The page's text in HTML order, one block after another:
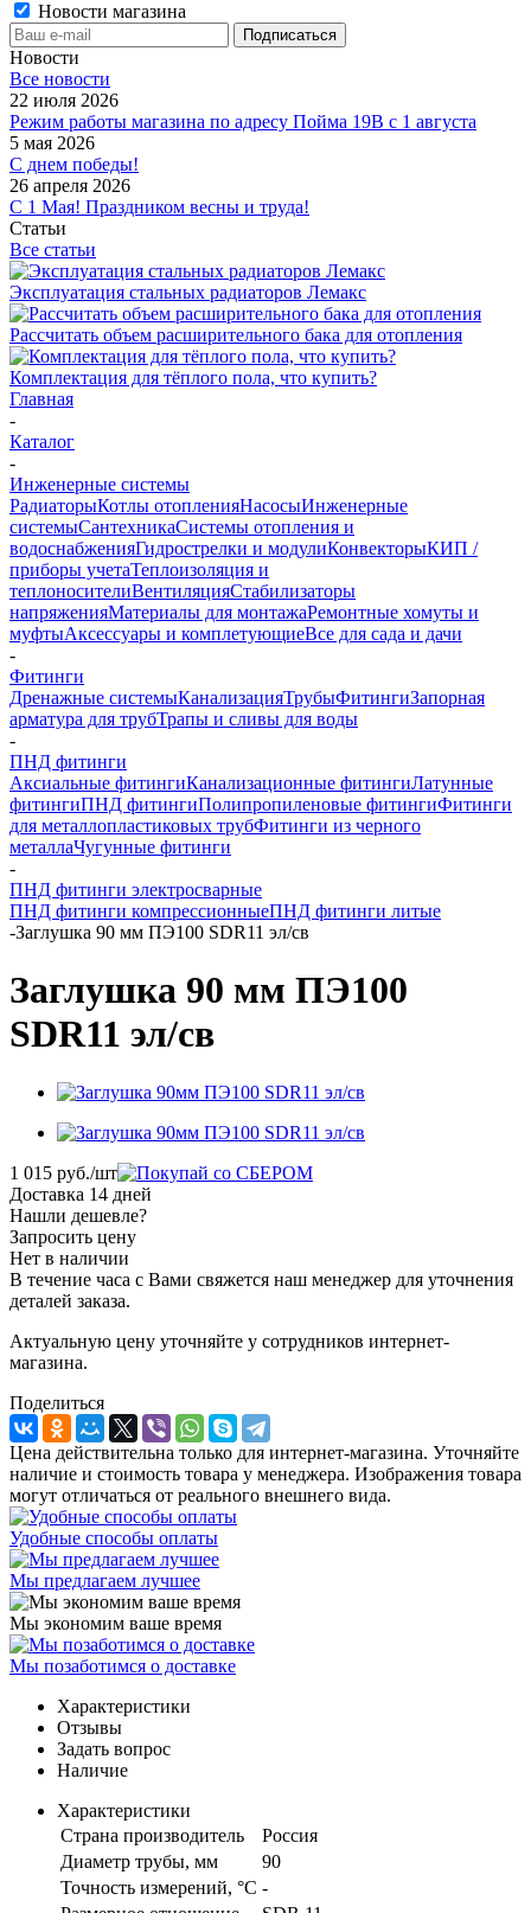
Новости магазина
Новости
Все новости
22 июля 2026
Режим работы магазина по адресу Пойма 19В с 1 августа
5 мая 2026
С днем победы!
26 апреля 2026
С 1 Мая! Праздником весны и труда!
Статьи
Все статьи
Эксплуатация стальных радиаторов Лемакс
Рассчитать объем расширительного бака для отопления
Комплектация для тёплого пола, что купить?
Главная
-
Каталог
-
Инженерные системы
РадиаторыКотлы отопленияНасосыИнженерные
системыСантехникаСистемы отопления и
водоснабженияГидрострелки и модулиКонвекторыКИП /
приборы учетаТеплоизоляция и
теплоносителиВентиляцияСтабилизаторы
напряженияМатериалы для монтажаРемонтные хомуты и
муфтыАксессуары и комплетующиеВсе для сада и дачи
-
Фитинги
Дренажные системыКанализацияТрубыФитингиЗапорная
арматура для трубТрапы и сливы для воды
-
ПНД фитинги
Аксиальные фитингиКанализационные фитингиЛатунные
фитингиПНД фитингиПолипропиленовые фитингиФитинги
для металлопластиковых трубФитинги из черного
металлаЧугунные фитинги
-
ПНД фитинги электросварные
ПНД фитинги компрессионныеПНД фитинги литые
-Заглушка 90 мм ПЭ100 SDR11 эл/св
Заглушка 90 мм ПЭ100
SDR11 эл/св
1 015 руб./шт
Доставка 14 дней
Нашли дешевле?
Запросить цену
Нет в наличии
В течение часа с Вами свяжется наш менеджер для уточнения
деталей заказа.
Актуальную цену уточняйте у сотрудников интернет-
магазина.
Поделиться
Цена действительна только для интернет-магазина. Уточняйте
наличие и стоимость товара у менеджера. Изображения товара
могут отличаться от реального внешнего вида.
Удобные способы оплаты
Мы предлагаем лучшее
Мы экономим ваше время
Мы позаботимся о доставке
Характеристики
Отзывы
Задать вопрос
Наличие
Характеристики
Страна производитель
Россия
Диаметр трубы, мм
90
Точность измерений, °C -